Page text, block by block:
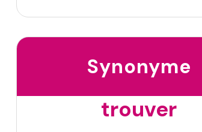
Synonyme
trouver